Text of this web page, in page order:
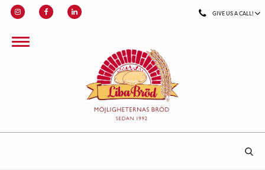
GIVE US A CALL!